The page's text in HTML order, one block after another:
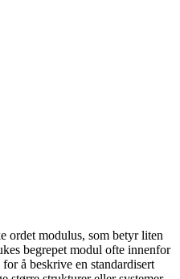
ordet modulus, som betyr liten
begrepet modul ofte innenfor
å beskrive en standardisert